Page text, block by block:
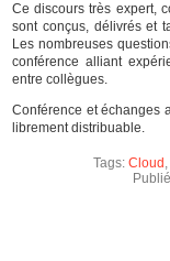
Ce discours très expert,
sont conçus, délivrés et
Les nombreuses
conférence alliant
entre collègues.
Conférence et échanges
librement distribuable.
Tags: Cloud ,